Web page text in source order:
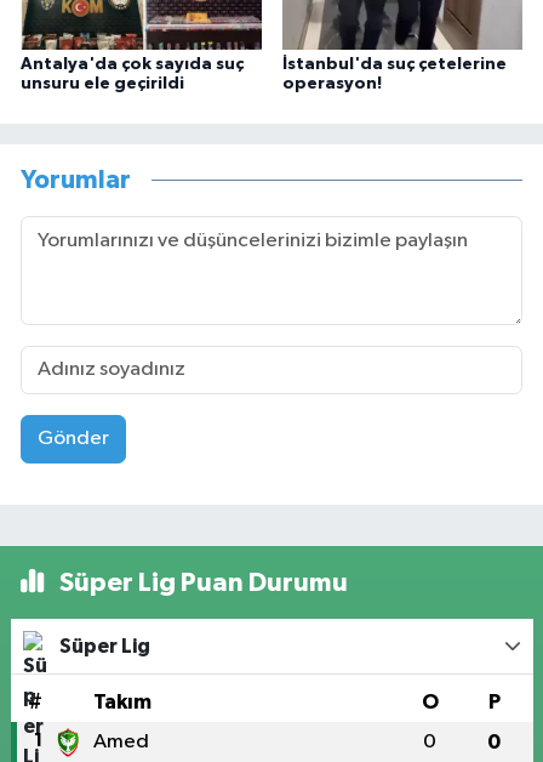
Antalya'da çok sayıda suç
unsuru ele geçirildi
İstanbul'da suç çetelerine
operasyon!
Yorumlar
Gönder
Süper Lig Puan Durumu
Süper Lig
# Takım O P
1 Amed 0 0